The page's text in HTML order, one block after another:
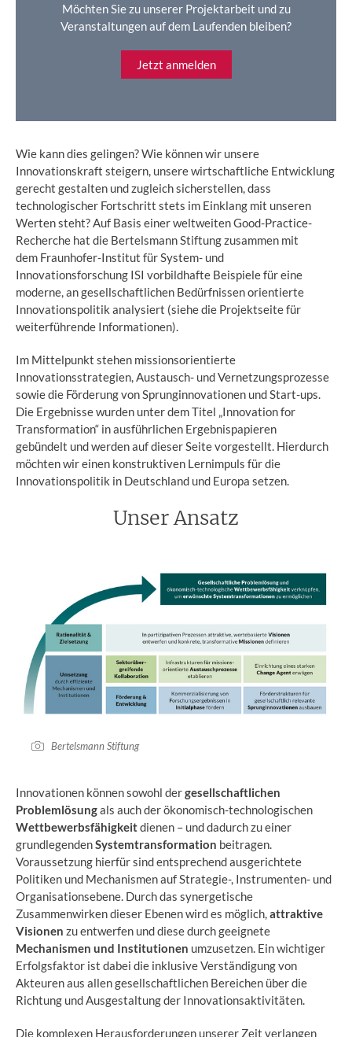
Möchten Sie zu unserer Projektarbeit und zu
Veranstaltungen auf dem Laufenden bleiben?
Jetzt anmelden
Wie kann dies gelingen? Wie können wir unsere
Innovationskraft steigern, unsere wirtschaftliche Entwicklung
gerecht gestalten und zugleich sicherstellen, dass
technologischer Fortschritt stets im Einklang mit unseren
Werten steht? Auf Basis einer weltweiten Good-Practice-
Recherche hat die Bertelsmann Stiftung zusammen mit
dem Fraunhofer-Institut für System- und
Innovationsforschung ISI vorbildhafte Beispiele für eine
moderne, an gesellschaftlichen Bedürfnissen orientierte
Innovationspolitik analysiert (siehe die Projektseite für
weiterführende Informationen).
Im Mittelpunkt stehen missionsorientierte
Innovationsstrategien, Austausch- und Vernetzungsprozesse
sowie die Förderung von Sprunginnovationen und Start-ups.
Die Ergebnisse wurden unter dem Titel „Innovation for
Transformation“ in ausführlichen Ergebnispapieren
gebündelt und werden auf dieser Seite vorgestellt. Hierdurch
möchten wir einen konstruktiven Lernimpuls für die
Innovationspolitik in Deutschland und Europa setzen.
Unser Ansatz
Bertelsmann Stiftung
Innovationen können sowohl dergesellschaftlichen
Problemlösungals auch der ökonomisch-technologischen
Wettbewerbsfähigkeitdienen – und dadurch zu einer
grundlegendenSystemtransformation beitragen.
Voraussetzung hierfür sind entsprechend ausgerichtete
Politiken und Mechanismen auf Strategie-, Instrumenten- und
Organisationsebene. Durch das synergetische
Zusammenwirken dieser Ebenen wird es möglich,attraktive
Visionen zu entwerfen und diese durch geeignete
Mechanismen und Institutionen umzusetzen. Ein wichtiger
Erfolgsfaktor ist dabei die inklusive Verständigung von
Akteuren aus allen gesellschaftlichen Bereichen über die
Richtung und Ausgestaltung der Innovationsaktivitäten.
Die komplexen Herausforderungen unserer Zeit verlangen